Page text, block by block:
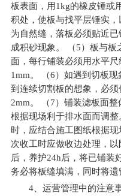
板表面，用1kg的橡皮锤或
积处，使板与找平层锤实
为自然缝，落板必须贴近
成积砂现象。 （5）板与
面，每行铺装必须用水平
1mm。 （6）如遇到切板
到连续切割板的想象，必
2mm。 （7）铺装滤板面
根据现场利于排水面而调
时，应结合施工图纸根据
次收工时应做收边处理，
后，养护24h后，将已铺装
务必将板缝填满，同时将遗
4、运营管理中的注意